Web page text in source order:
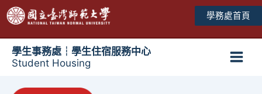
至
學務處首頁
學生事務處┆學生住宿服務中心
Student Housing